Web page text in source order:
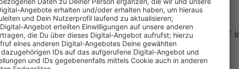
Auf dem Foto: Hubert Stenert, Josef Nagel und Andre'
Südlohn
Anzeige